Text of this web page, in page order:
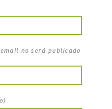
no será publicado